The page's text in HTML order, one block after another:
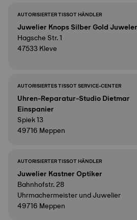
AUTORISIERTER TISSOT HÄNDLER
Juwelier Knops Silber Gold
Hagsche Str. 1
47533 Kleve
AUTORISIERTES TISSOT SERVICE-CENTER
Uhren-Reparatur-Studio Dietmar
Einspanier
Spiek 13
49716 Meppen
AUTORISIERTER TISSOT HÄNDLER
Juwelier Kastner Optiker
Bahnhofstr. 28
Uhrmachermeister und Juwelier
49716 Meppen